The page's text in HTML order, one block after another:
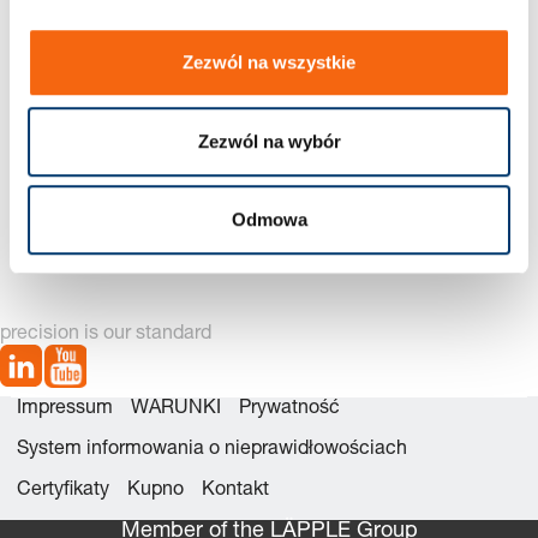
Zezwól na wszystkie
Zezwól na wybór
Odmowa
2025.94. Zespół prowadzący wg normy firmy Mercedes-
precision is our standard
Impressum WARUNKI Prywatność
System informowania o nieprawidłowościach
Certyfikaty Kupno Kontakt
Member of the LÄPPLE Group